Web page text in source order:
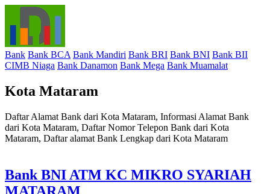
Bank Bank BCA Bank Mandiri Bank BRI Bank BNI Bank BII
CIMB Niaga Bank Danamon Bank Mega Bank Muamalat
Kota Mataram
Daftar Alamat Bank dari Kota Mataram, Informasi Alamat Bank
dari Kota Mataram, Daftar Nomor Telepon Bank dari Kota
Mataram, Daftar alamat Bank Lengkap dari Kota Mataram
Bank BNI ATM KC MIKRO SYARIAH
MATARAM